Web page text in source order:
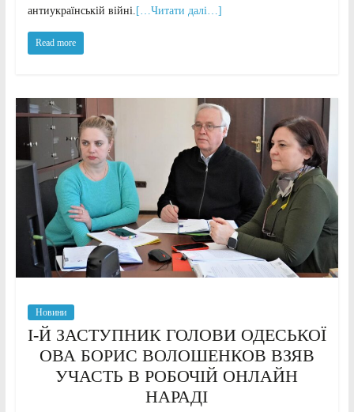
антиукраїнській війні. […Читати далі…]
Read more
Новини
І-Й ЗАСТУПНИК ГОЛОВИ ОДЕСЬКОЇ
ОВА БОРИС ВОЛОШЕНКОВ ВЗЯВ
УЧАСТЬ В РОБОЧІЙ ОНЛАЙН
НАРАДІ